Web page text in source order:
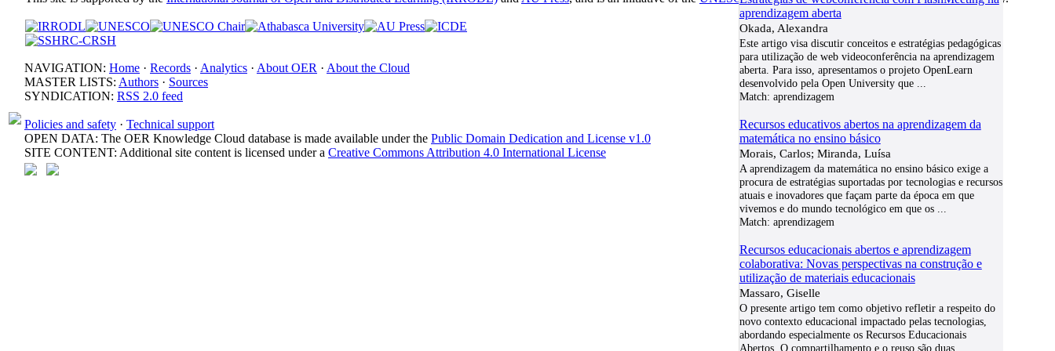
aprendizagem aberta
Okada, Alexandra
Este artigo visa discutir conceitos e estratégias pedagógicas
para utilização de web videoconferência na aprendizagem
aberta. Para isso, apresentamos o projeto OpenLearn
desenvolvido pela Open University que...
Match: aprendizagem
Recursos educativos abertos na aprendizagem da
matemática no ensino básico
Morais, Carlos; Miranda, Luísa
A aprendizagem da matemática no ensino básico exige a
procura de estratégias suportadas por tecnologias e recursos
atuais e inovadores que façam parte da época em que
vivemos e do mundo tecnológico em que os...
Match: aprendizagem
Recursos educacionais abertos e aprendizagem
colaborativa: Novas perspectivas na construção e
utilização de materiais educacionais
Massaro, Giselle
O presente artigo tem como objetivo refletir a respeito do
novo contexto educacional impactado pelas tecnologias,
abordando especialmente os Recursos Educacionais
Abertos. O compartilhamento e o reuso são duas...
NAVIGATION: Home · Records · Analytics · About OER · About the Cloud
MASTER LISTS: Authors · Sources
SYNDICATION: RSS 2.0 feed
Policies and safety · Technical support
OPEN DATA: The OER Knowledge Cloud database is made available under the Public Domain Dedication and License v1.0
SITE CONTENT: Additional site content is licensed under a Creative Commons Attribution 4.0 International License